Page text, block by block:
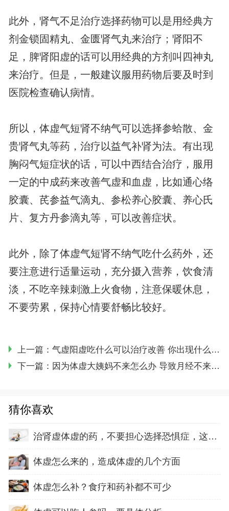
此外，肾气不足治疗选择药物可以是用经典方
剂金锁固精丸、金匮肾气丸来治疗；肾阳不
足，脾肾阳虚的话可以用经典的方剂叫四神丸
来治疗。但是，一般建议服用药物后要及时到
医院检查确认病情。
所以，体虚气短肾不纳气可以选择参蛤散、金
贵肾气丸等药，治疗以益气补肾为法。有出现
胸闷气短症状的话，可以中西结合治疗，服用
一定的中成药来改善气虚和血虚，比如通心络
胶囊、芪参益气滴丸、参松养心胶囊、养心氏
片、复方丹参滴丸等，可以改善症状。
此外，除了体虚气短肾不纳气吃什么药外，还
要注意进行适量运动，充分摄入营养，饮食清
淡，不吃辛辣刺激上火食物，注意保暖休息，
不要劳累，保持心情要舒畅比较好。
上一篇： 气虚阳虚吃什么可以治疗改善 你出现什么样的不适表现是体虚
下一篇： 因为体虚大姨妈不来怎么办 导致月经不来的原因有什么
猜你喜欢
治肾虚体虚的药，不要担心选择恐惧症，这3款都
体虚怎么来的，造成体虚的几个方面
体虚怎么补？食疗和药补都不可少